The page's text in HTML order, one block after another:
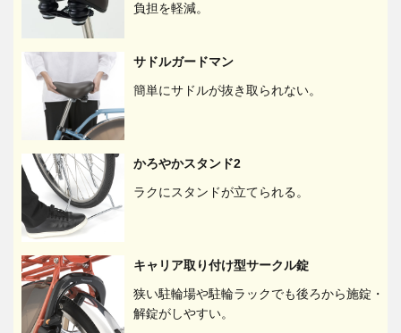
負担を軽減。
サドルガードマン
簡単にサドルが抜き取られない。
かろやかスタンド2
ラクにスタンドが立てられる。
キャリア取り付け型サークル錠
狭い駐輪場や駐輪ラックでも後ろから施錠・
解錠がしやすい。